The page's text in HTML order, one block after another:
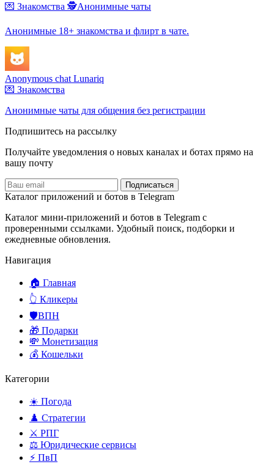
💌 Знакомства 🕵️Анонимные чаты
Анонимные 18+ знакомства и флирт в чате.
Anonymous chat Lunariq
💌 Знакомства
Анонимные чаты для общения без регистрации
Подпишитесь на рассылку
Получайте уведомления о новых каналах и ботаx прямо на
вашу почту
Подписаться
Каталог приложений и ботов в Telegram
Каталог мини-приложений и ботов в Telegram с
проверенными ссылками. Удобный поиск, подборки и
ежедневные обновления.
Навигация
🏠 Главная
👆 Кликеры
🛡️ВПН
🎁 Подарки
💸 Монетизация
💰 Кошельки
Категории
☀️ Погода
♟️ Стратегии
⚔️ РПГ
⚖️ Юридические сервисы
⚡ ПвП